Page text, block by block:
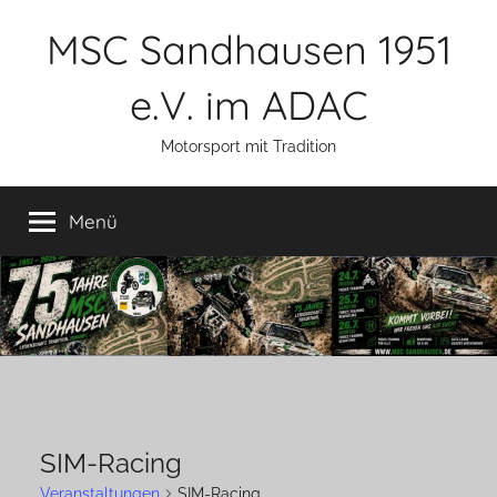
MSC Sandhausen 1951
e.V. im ADAC
Motorsport mit Tradition
Menü
SIM-Racing